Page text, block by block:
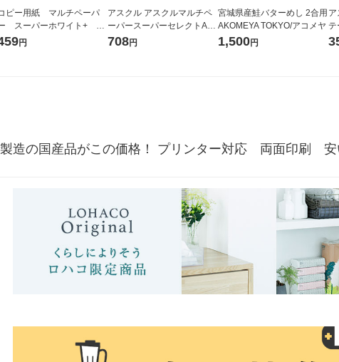
ピー用紙 マルチペーパ
スーパーホワイト+ B5
冊（500枚入） 高白色
円
アスクル アスクルマルチペ
ーパースーパーセレクトA4
1冊(500枚入) オリジナル
708円
宮城県産鮭バターめし 2合用
AKOMEYA TOKYO/アコメヤ
1,500円
ア
造の国産品がこの価格！ プリンター対応　両面印刷　